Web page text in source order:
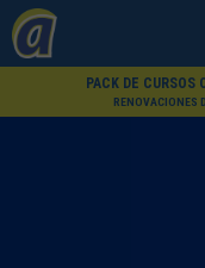
PACK DE
RENOVACIONES